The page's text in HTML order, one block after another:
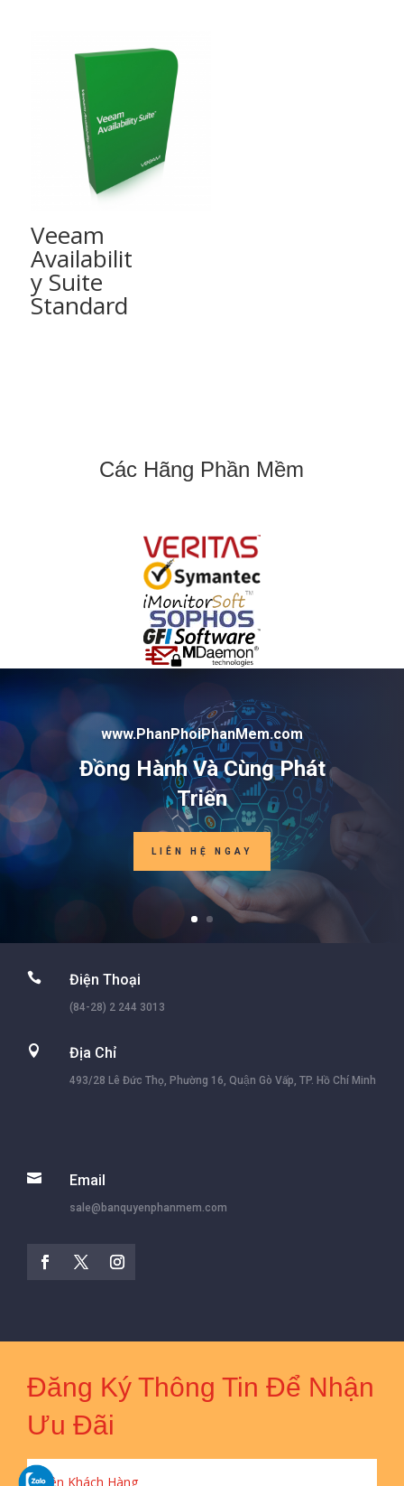
Veeam
Availabilit
y Suite
Standard
Các Hãng Phần Mềm
www.PhanPhoiPhanMem.com
Đồng Hành Và Cùng Phát
Triển
LIÊN HỆ NGAY
 Điện Thoại
(84-28) 2 244 3013
 Địa Chỉ
493/28 Lê Đức Thọ, Phường 16, Quận Gò Vấp, TP. Hồ Chí Minh
 Email
sale@banquyenphanmem.com
Đăng Ký Thông Tin Để Nhận
Ưu Đãi